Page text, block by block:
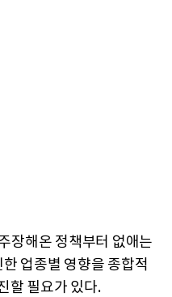
장해온 정책부터 없애는
업종별 영향을 종합적
할 필요가 있다.